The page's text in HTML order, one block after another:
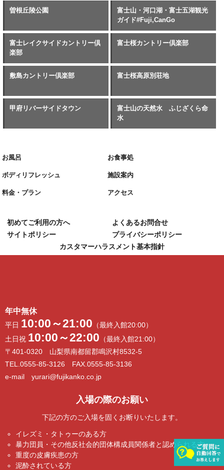
曽根丘陵公園
富士山・河口湖・富士五湖観光
ガイド#Fuji,CanGo
富士レイクサイドカントリー倶
楽部
富士桜カントリー倶楽部
敷島カントリー倶楽部 富士桜高原別荘地
甲府リバーサイドタウン
富士山の天然水 ふじざくら命
水
お風呂 お食事処
ボディリフレッシュ 施設案内
料金・プラン アクセス
初めてご利用の方へ
よくあるお問合せ
サイトポリシー
プライバシーポリシー
カスタマーハラスメント基本指針
年中無休
平日 10:00～21:00 （最終入館20:00）
土日祝 10:00～22:00 （最終入館21:00）
〒401-0320 山梨県南都留郡鳴沢村8532-5
TEL.0555-85-3126 FAX.0555-85-3136
e-mail yurari@fujikanko.co.jp
入場の際のお願い
下記の方のご入場を固くお断りいたします。
イレズミ・タトゥーのある方
暴力団員・その他反社会的団体構成員関係者と認められる方
重度の皮膚疾患の方
泥酔されている方